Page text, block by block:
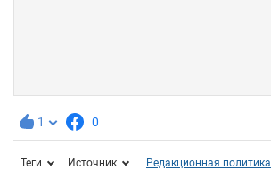
1 0
Теги Источник Редакционная политика